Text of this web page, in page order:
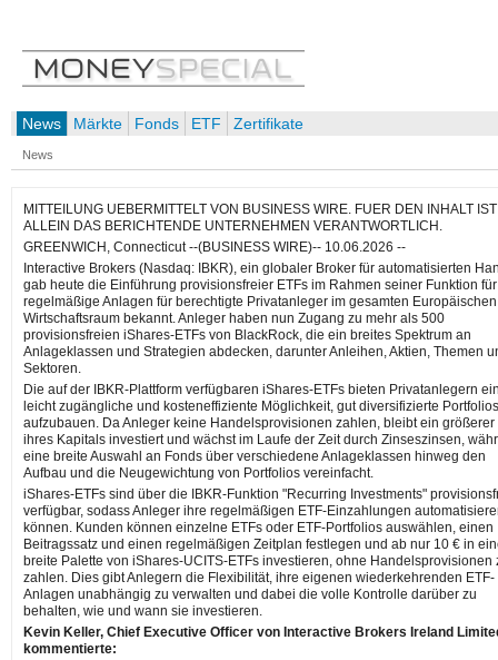
News Märkte Fonds ETF Zertifikate
News
MITTEILUNG UEBERMITTELT VON BUSINESS WIRE. FUER DEN INHALT IST
ALLEIN DAS BERICHTENDE UNTERNEHMEN VERANTWORTLICH.
GREENWICH, Connecticut --(BUSINESS WIRE)-- 10.06.2026 --
Interactive Brokers (Nasdaq: IBKR), ein globaler Broker für automatisierten
gab heute die Einführung provisionsfreier ETFs im Rahmen seiner Funktion für
regelmäßige Anlagen für berechtigte Privatanleger im gesamten Europäischen
Wirtschaftsraum bekannt. Anleger haben nun Zugang zu mehr als 500
provisionsfreien iShares-ETFs von BlackRock, die ein breites Spektrum an
Anlageklassen und Strategien abdecken, darunter Anleihen, Aktien, Themen
Sektoren.
Die auf der IBKR-Plattform verfügbaren iShares-ETFs bieten Privatanlegern
leicht zugängliche und kosteneffiziente Möglichkeit, gut diversifizierte Portfolios
aufzubauen. Da Anleger keine Handelsprovisionen zahlen, bleibt ein größerer
ihres Kapitals investiert und wächst im Laufe der Zeit durch Zinseszinsen,
eine breite Auswahl an Fonds über verschiedene Anlageklassen hinweg den
Aufbau und die Neugewichtung von Portfolios vereinfacht.
iShares-ETFs sind über die IBKR-Funktion "Recurring Investments"
verfügbar, sodass Anleger ihre regelmäßigen ETF-Einzahlungen
können. Kunden können einzelne ETFs oder ETF-Portfolios auswählen, einen
Beitragssatz und einen regelmäßigen Zeitplan festlegen und ab nur 10 € in
breite Palette von iShares-UCITS-ETFs investieren, ohne Handelsprovisionen
zahlen. Dies gibt Anlegern die Flexibilität, ihre eigenen wiederkehrenden ETF-
Anlagen unabhängig zu verwalten und dabei die volle Kontrolle darüber zu
behalten, wie und wann sie investieren.
Kevin Keller, Chief Executive Officer von Interactive Brokers Ireland
kommentierte: